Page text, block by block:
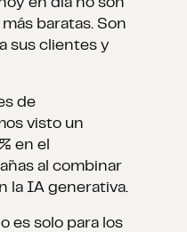
en día no son
baratas. Son
sus clientes y
de
visto un
en el
al combinar
la IA generativa.
es solo para los